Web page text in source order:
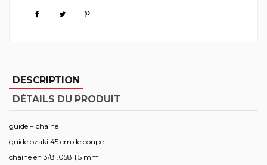
DESCRIPTION
DÉTAILS DU PRODUIT
guide + chaîne
guide ozaki 45 cm de coupe
chaîne en 3/8 .058 1,5 mm